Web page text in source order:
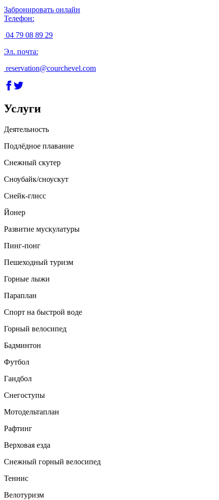
Забронировать онлайн
Телефон:
04 79 08 89 29
Эл. почта:
reservation@courchevel.com
Услуги
Деятельность
Подлёдное плавание
Снежный скутер
Сноубайк/сноускут
Снейк-глисс
Йонер
Развитие мускулатуры
Пинг-понг
Пешеходный туризм
Горные лыжи
Параплан
Спорт на быстрой воде
Горный велосипед
Бадминтон
Футбол
Гандбол
Снегоступы
Мотодельтаплан
Рафтинг
Верховая езда
Снежный горный велосипед
Теннис
Велотуризм